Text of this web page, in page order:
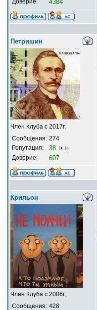
4384
Петришин
Член Клуба с 2017г,
Сообщения: 274
Репутация:
38
Доверие: 607
Крильон
Член Клуба с 2006г,
Сообщения: 428